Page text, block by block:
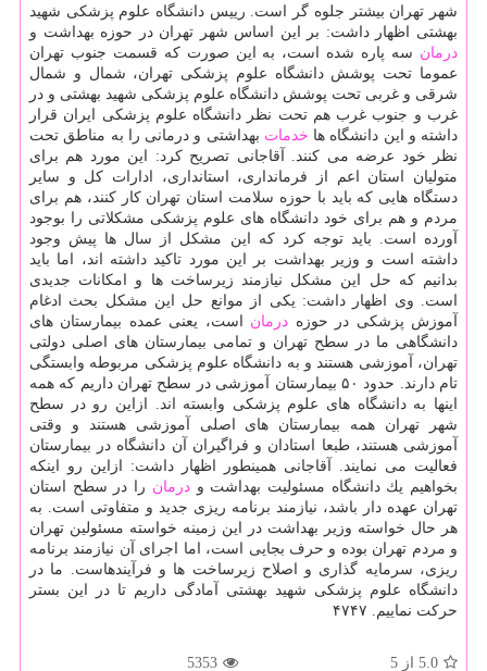
شهر تهران بیشتر جلوه گر است. رییس دانشگاه علوم پزشكی شهید
بهشتی اظهار داشت: بر این اساس شهر تهران در حوزه بهداشت و
درمان سه پاره شده است، به این صورت كه قسمت جنوب تهران
عموما تحت پوشش دانشگاه علوم پزشكی تهران، شمال و شمال
شرقی و غربی تحت پوشش دانشگاه علوم پزشكی شهید بهشتی و در
غرب و جنوب غرب هم تحت نظر دانشگاه علوم پزشكی ایران قرار
داشته و این دانشگاه ها خدمات بهداشتی و درمانی را به مناطق تحت
نظر خود عرضه می كنند. آقاجانی تصریح كرد: این مورد هم برای
متولیان استان اعم از فرمانداری، استانداری، ادارات كل و سایر
دستگاه هایی كه باید با حوزه سلامت استان تهران كار كنند، هم برای
مردم و هم برای خود دانشگاه های علوم پزشكی مشكلاتی را بوجود
آورده است. باید توجه كرد كه این مشكل از سال ها پیش وجود
داشته است و وزیر بهداشت بر این مورد تاكید داشته اند، اما باید
بدانیم كه حل این مشكل نیازمند زیرساخت ها و امكانات جدیدی
است. وی اظهار داشت: یكی از موانع حل این مشكل بحث ادغام
آموزش پزشكی در حوزه درمان است، یعنی عمده بیمارستان های
دانشگاهی ما در سطح تهران و تمامی بیمارستان های اصلی دولتی
تهران، آموزشی هستند و به دانشگاه علوم پزشكی مربوطه وابستگی
تام دارند. حدود ۵۰ بیمارستان آموزشی در سطح تهران داریم كه همه
اینها به دانشگاه های علوم پزشكی وابسته اند. ازاین رو در سطح
شهر تهران همه بیمارستان های اصلی آموزشی هستند و وقتی
آموزشی هستند، طبعا استادان و فراگیران آن دانشگاه در بیمارستان
فعالیت می نمایند. آقاجانی همینطور اظهار داشت: ازاین رو اینكه
بخواهیم یك دانشگاه مسئولیت بهداشت ودرمان را در سطح استان
تهران عهده دار باشد، نیازمند برنامه ریزی جدید و متفاوتی است. به
هر حال خواسته وزیر بهداشت در این زمینه خواسته مسئولین تهران
و مردم تهران بوده و حرف بجایی است، اما اجرای آن نیازمند برنامه
ریزی، سرمایه گذاری و اصلاح زیرساخت ها و فرآیندهاست. ما در
دانشگاه علوم پزشكی شهید بهشتی آمادگی داریم تا در این بستر
حركت نماییم. ۴۷۴۷
5.0 از 5
5353